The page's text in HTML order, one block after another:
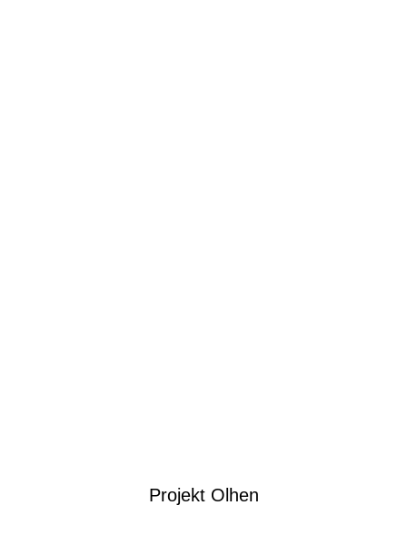
Projekt Olhen